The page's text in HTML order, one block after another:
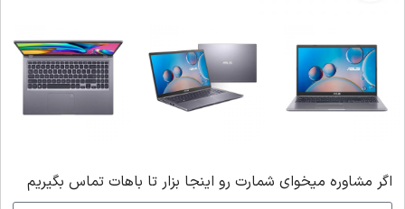
اگر‌ مشاوره میخوای شمارت رو اینجا بزار تا باهات تماس بگیریم